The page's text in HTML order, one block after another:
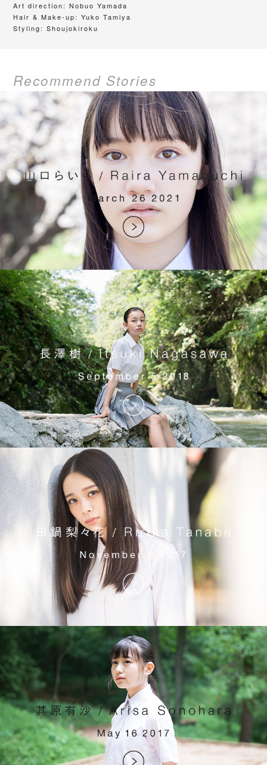
Art direction:Nobuo Yamada
Hair & Make-up:Yuko Tamiya
Styling: Shoujokiroku
Recommend Stories